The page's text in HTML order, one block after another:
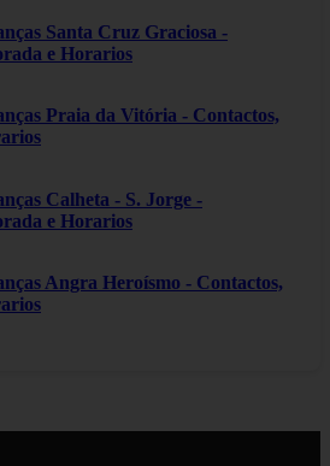
Santa Cruz Graciosa -
e Horarios
Praia da Vitória - Contactos,
Calheta - S. Jorge -
e Horarios
Angra Heroísmo - Contactos,